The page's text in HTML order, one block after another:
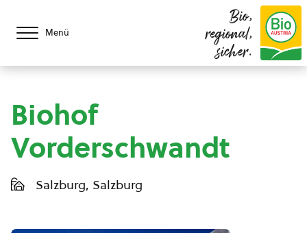
Menü
Bio,
regional,
sicher.
Biohof
Vorderschwandt
Salzburg, Salzburg